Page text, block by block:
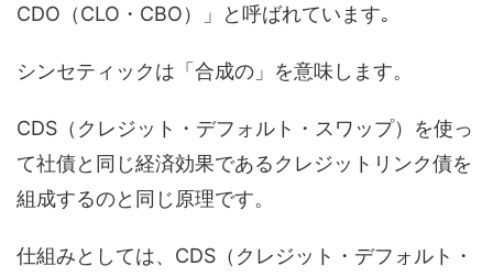
CDO（CLO・CBO）」と呼ばれています｡
シンセティックは「合成の」を意味します。
CDS（クレジット・デフォルト・スワップ）を使っ
て社債と同じ経済効果であるクレジットリンク債を
組成するのと同じ原理です。
仕組みとしては、CDS（クレジット・デフォルト・